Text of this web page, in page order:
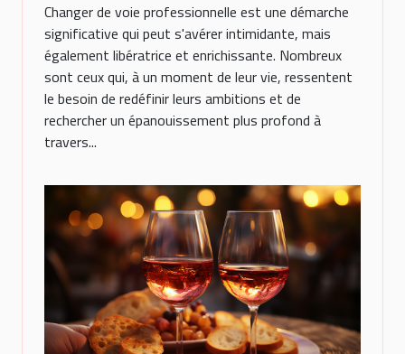
Changer de voie professionnelle est une démarche
significative qui peut s'avérer intimidante, mais
également libératrice et enrichissante. Nombreux
sont ceux qui, à un moment de leur vie, ressentent
le besoin de redéfinir leurs ambitions et de
rechercher un épanouissement plus profond à
travers...